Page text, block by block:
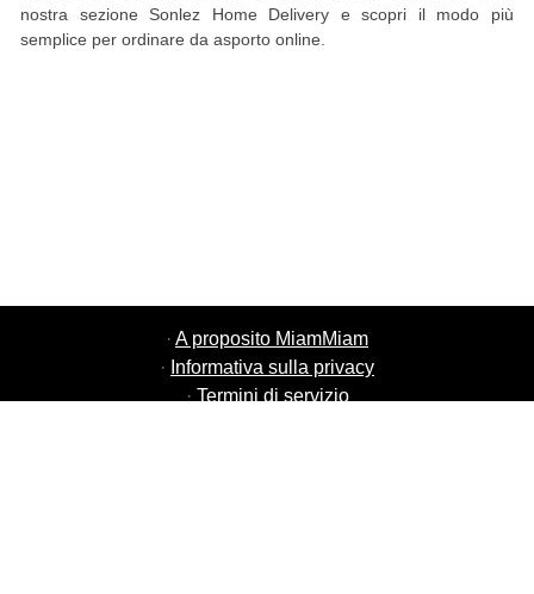
nostra sezione Sonlez Home Delivery e scopri il modo più
semplice per ordinare da asporto online.
· A proposito MiamMiam
· Informativa sulla privacy
· Termini di servizio